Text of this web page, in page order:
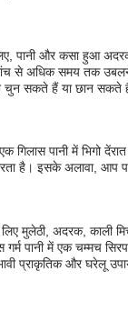
पानी और कसा हुआ
से अधिक समय तक
चुन सकते हैं या छान
पानी में भिगो दें
है। इसके अलावा, आप
मुलेठी, अदरक, काली
पानी में एक चम्मच
प्राकृतिक और घरेलू